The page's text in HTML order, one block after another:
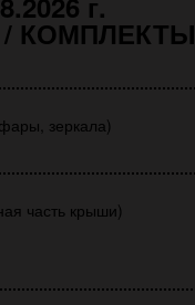
/ КОМПЛЕКТЫ
зеркала)
часть крыши)